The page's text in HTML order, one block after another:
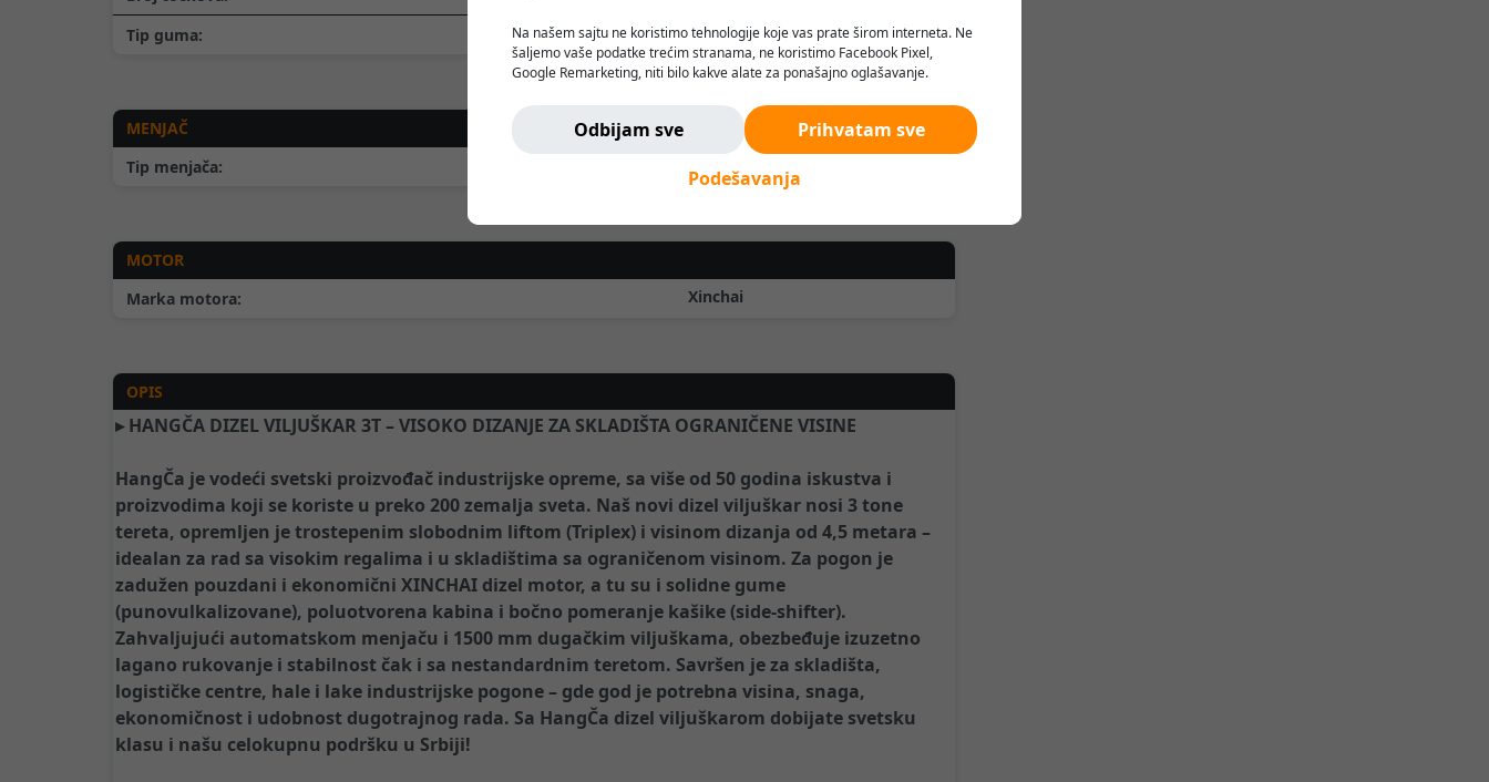
Na našem sajtu ne koristimo tehnologije koje vas prate širom interneta. Ne
šaljemo vaše podatke trećim stranama, ne koristimo Facebook Pixel,
Google Remarketing, niti bilo kakve alate za ponašajno oglašavanje.
odlučuje - bez pritiska, manipulacije ili nadzora.
Ne pratimo vas. Ovde ste bezbedni.
Odbijam sve
Prihvatam sve
Podešavanja
Tip guma:
Pune gume (solid tire)
MENJAČ
Tip menjača:
MOTOR
Marka motora:
Xinchai
OPIS
▸ HANGČA DIZEL VILJUŠKAR 3T – VISOKO DIZANJE ZA SKLADIŠTA OGRANIČENE VISINE
HangČa je vodeći svetski proizvođač industrijske opreme, sa više od 50 godina iskustva i
proizvodima koji se koriste u preko 200 zemalja sveta. Naš novi dizel viljuškar nosi 3 tone
tereta, opremljen je trostepenim slobodnim liftom (Triplex) i visinom dizanja od 4,5 metara –
idealan za rad sa visokim regalima i u skladištima sa ograničenom visinom. Za pogon je
zadužen pouzdani i ekonomični XINCHAI dizel motor, a tu su i solidne gume
(punovulkalizovane), poluotvorena kabina i bočno pomeranje kašike (side-shifter).
Zahvaljujući automatskom menjaču i 1500 mm dugačkim viljuškama, obezbeđuje izuzetno
lagano rukovanje i stabilnost čak i sa nestandardnim teretom. Savršen je za skladišta,
logističke centre, hale i lake industrijske pogone – gde god je potrebna visina, snaga,
ekonomičnost i udobnost dugotrajnog rada. Sa HangČa dizel viljuškarom dobijate svetsku
klasu i našu celokupnu podršku u Srbiji!